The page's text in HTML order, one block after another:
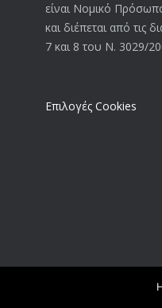
είναι Νομικό
και διέπεται από τις
7 και 8 του Ν. 3029/
Επιλογές Cookies